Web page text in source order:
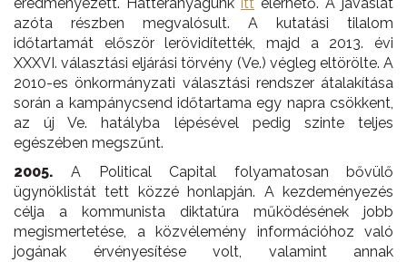
azóta részben megvalósult. A kutatási tilalom
időtartamát először lerövidítették, majd a 2013. évi
XXXVI. választási eljárási törvény (Ve.) végleg eltörölte. A
2010-es önkormányzati választási rendszer átalakítása
során a kampánycsend időtartama egy napra csökkent,
az új Ve. hatályba lépésével pedig szinte teljes
egészében megszűnt.
2005. A Political Capital folyamatosan bővülő
ügynöklistát tett közzé honlapján. A kezdeményezés
célja a kommunista diktatúra működésének jobb
megismertetése, a közvélemény információhoz való
jogának érvényesítése volt, valamint annak